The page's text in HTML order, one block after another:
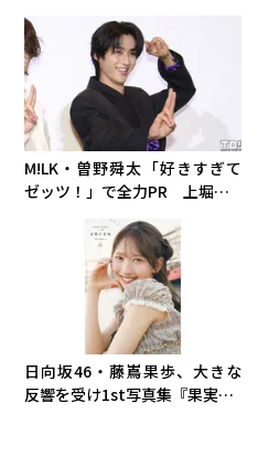
M!LK・曽野舜太「好きすぎて
ゼッツ！」で全力PR 上堀…
日向坂46・藤嶌果歩、大きな
反響を受け1st写真集『果実…